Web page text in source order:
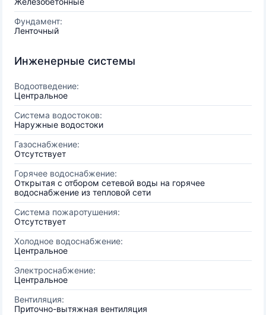
Фундамент:
Ленточный
Инженерные системы
Водоотведение:
Центральное
Система водостоков:
Наружные водостоки
Газоснабжение:
Отсутствует
Горячее водоснабжение:
Открытая с отбором сетевой воды на горячее
водоснабжение из тепловой сети
Система пожаротушения:
Отсутствует
Холодное водоснабжение:
Центральное
Электроснабжение:
Центральное
Вентиляция:
Приточно-вытяжная вентиляция